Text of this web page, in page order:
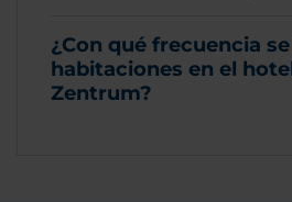
¿Con qué frecuencia
habitaciones en el
Zentrum?